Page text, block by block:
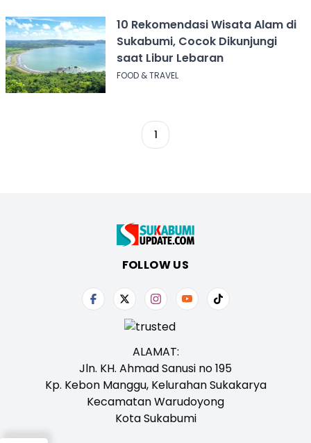
10 Rekomendasi Wisata Alam di
Sukabumi, Cocok Dikunjungi
saat Libur Lebaran
FOOD & TRAVEL
1
FOLLOW US
ALAMAT:
Jln. KH. Ahmad Sanusi no 195
Kp. Kebon Manggu, Kelurahan Sukakarya
Kecamatan Warudoyong
Kota Sukabumi